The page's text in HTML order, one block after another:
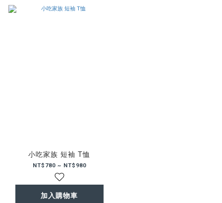
小吃家族 短袖 T恤
NT$780 ~ NT$980
加入購物車